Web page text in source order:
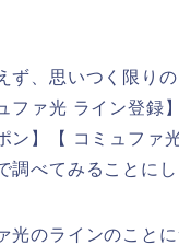
ず、思いつく限り
ファ光 ライン登録
ン】【 コミュファ
調べてみることにし
光のラインのこと